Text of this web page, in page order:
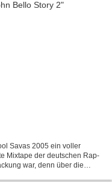
Savas 2005 ein voller
Mixtape der deutschen Rap-
war, denn über die